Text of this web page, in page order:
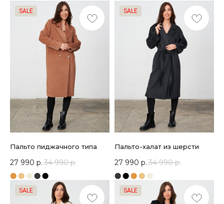
SALE
Пальто пиджачного типа
27 990 р. 34 990 р.
⬤ ⬤ ⬤ ⬤ ⬤
SALE
Пальто-халат из шерсти
27 990 р. 34 990 р.
⬤ ⬤ ⬤ ⬤ ⬤
SALE SALE